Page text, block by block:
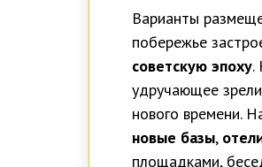
Варианты
побережье
советскую эпоху.
удручающее
нового времени.
новые базы,
площадками,